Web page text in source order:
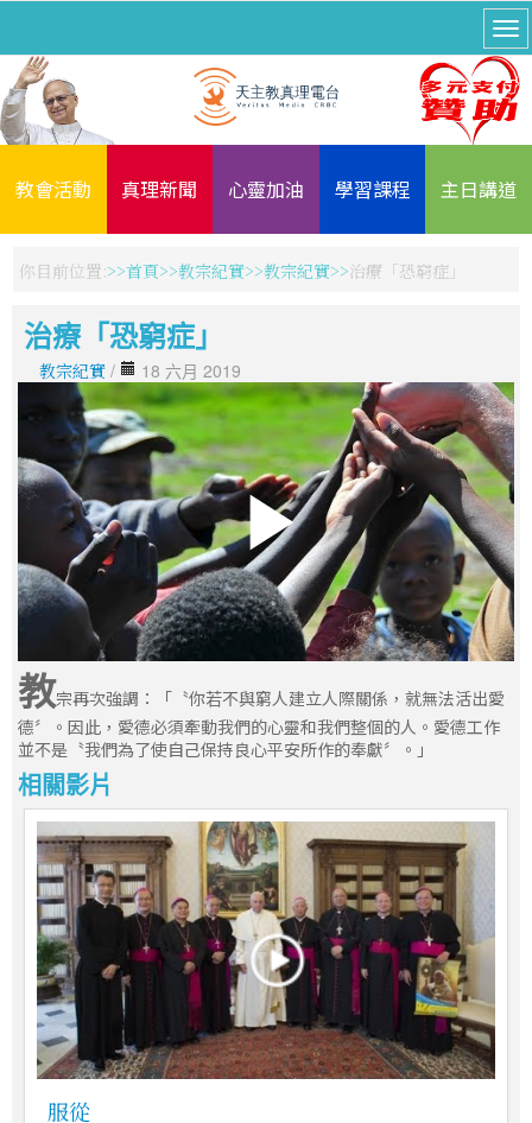
教會活動 真理新聞 心靈加油 學習課程 主日講道
你目前位置: 首頁 教宗紀實 教宗紀實 治療「恐窮症」
治療「恐窮症」
教宗紀實 / 18 六月 2019
教宗再次強調：「〝你若不與窮人建立人際關係，就無法活出愛
德〞。因此，愛德必須牽動我們的心靈和我們整個的人。愛德工作
並不是〝我們為了使自己保持良心平安所作的奉獻〞。」
相關影片
服從